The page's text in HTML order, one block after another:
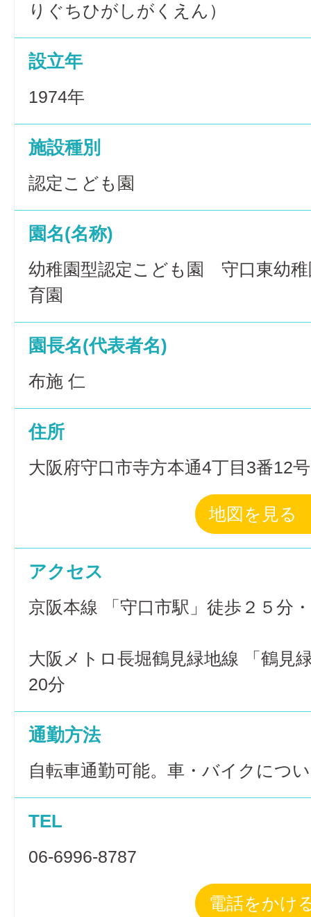
りぐちひがしがくえん）
設立年
1974年
施設種別
認定こども園
園名(名称)
幼稚園型認定こども園 守口東幼
育園
園長名(代表者名)
布施 仁
住所
大阪府守口市寺方本通4丁目3番12号
地図を見る
アクセス
京阪本線 「守口市駅」徒歩２５分
大阪メトロ長堀鶴見緑地線 「鶴見
20分
通勤方法
自転車通勤可能。車・バイクにつ
TEL
06-6996-8787
電話をかけ